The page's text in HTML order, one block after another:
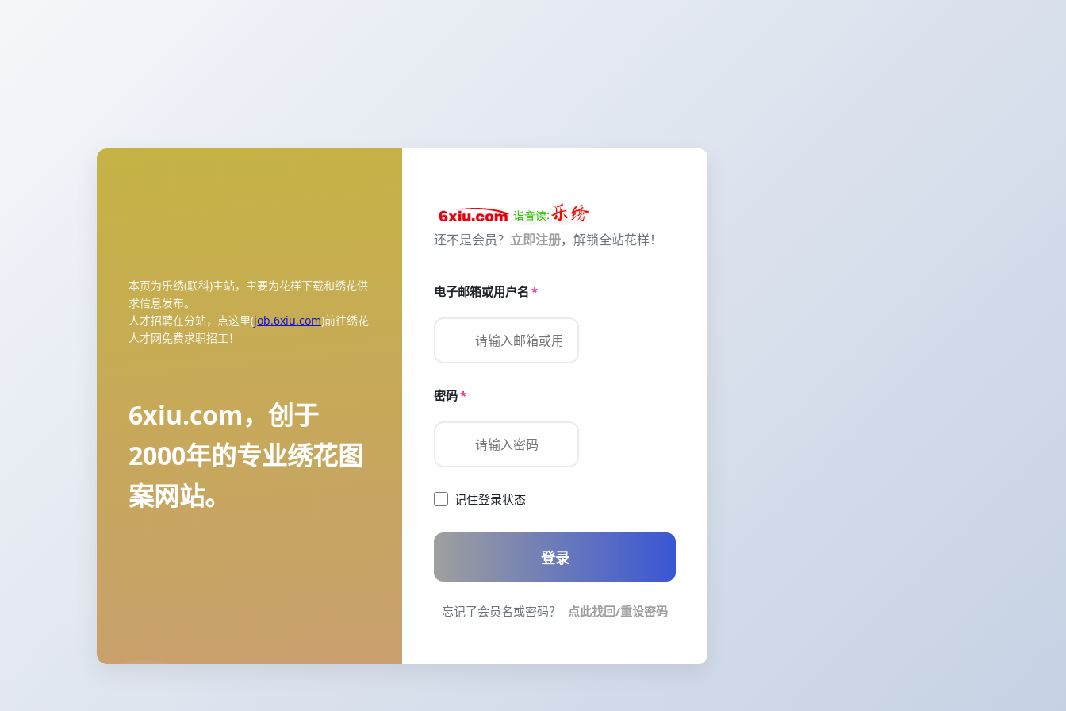
本页为乐绣(联科)主站，主要为花样下载和绣花供
求信息发布。
人才招聘在分站，点这里(job.6xiu.com)前往绣花
人才网免费求职招工！
6xiu.com，创于
2000年的专业绣花图
案网站。
还不是会员？ 立即注册，解锁全站花样！
电子邮箱或用户名 *
密码*
记住登录状态
登录
忘记了会员名或密码？ 点此找回/重设密码